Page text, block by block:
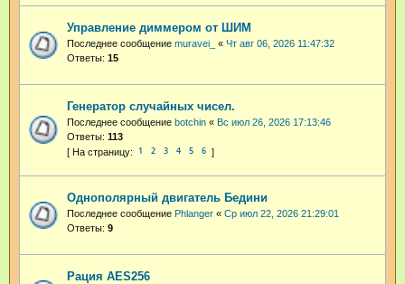
Управление диммером от ШИМ
Последнее сообщение muravei_ « Чт авг 06, 2026 11:47:32
Ответы: 15
Генератор случайных чисел.
Последнее сообщение botchin « Вс июл 26, 2026 17:13:46
Ответы: 113
1 2 3 4 5 6
Однополярный двигатель Бедини
Последнее сообщение Phlanger « Ср июл 22, 2026 21:29:01
Ответы: 9
Рация AES256